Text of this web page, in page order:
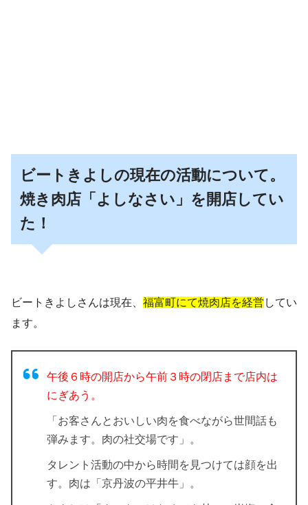
ビートきよしの現在の活動について。
焼き肉店「よしなさい」を開店してい
た！
ビートきよしさんは現在、 福富町にて焼肉店を経営 してい
ます。
午後６時の開店から午前３時の閉店まで店内は
にぎあう。
「お客さんとおいしい肉を食べながら世間話も
弾みます。肉の社交場です」。
タレント活動の中から時間を見つけては顔を出
す。肉は「京丹波の平井牛」。